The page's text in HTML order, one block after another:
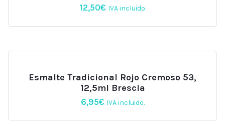
12,50€ IVA incluido.
Esmalte Tradicional Rojo Cremoso 53,
12,5ml Brescia
6,95€ IVA incluido.